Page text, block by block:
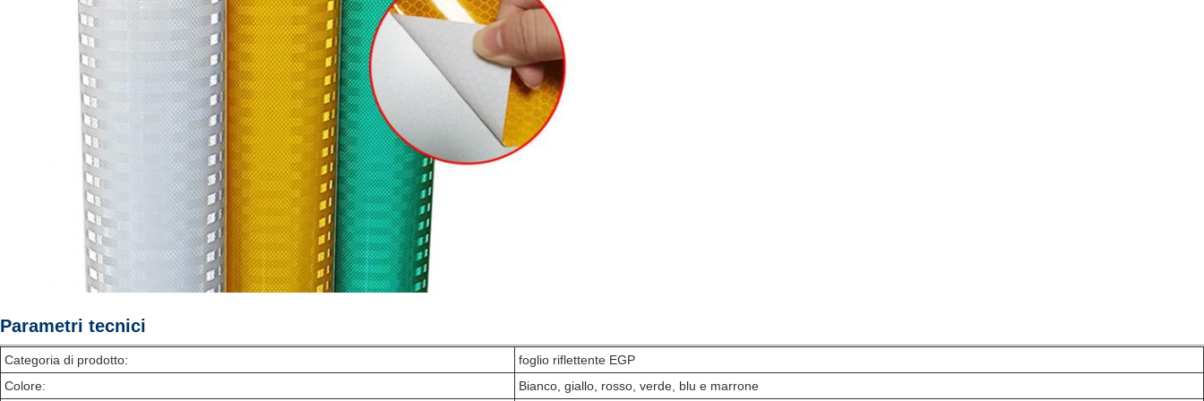
Parametri tecnici
Categoria di prodotto:
foglio riflettente EGP
Colore:
Bianco, giallo, rosso, verde, blu e marrone